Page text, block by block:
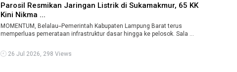
Parosil Resmikan Jaringan Listrik di Sukamakmur, 65 KK
Kini Nikma ...
MOMENTUM, Belalau--Pemerintah Kabupaten Lampung Barat terus
memperluas pemerataan infrastruktur dasar hingga ke pelosok. Sala ...
26 Jul 2026, 298 Views